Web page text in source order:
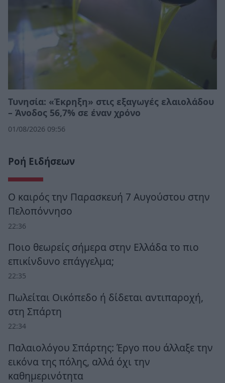
Τυνησία: «Έκρηξη» στις εξαγωγές ελαιολάδου
– Άνοδος 56,7% σε έναν χρόνο
01/08/2026 09:56
Ροή Ειδήσεων
Ο καιρός την Παρασκευή 7 Αυγούστου στην
Πελοπόννησο
22:36
Ποιο θεωρείς σήμερα στην Ελλάδα το πιο
επικίνδυνο επάγγελμα;
22:35
Πωλείται Οικόπεδο ή δίδεται αντιπαροχή,
στη Σπάρτη
22:34
Παλαιολόγου Σπάρτης: Έργο που άλλαξε την
εικόνα της πόλης, αλλά όχι την
καθημερινότητα